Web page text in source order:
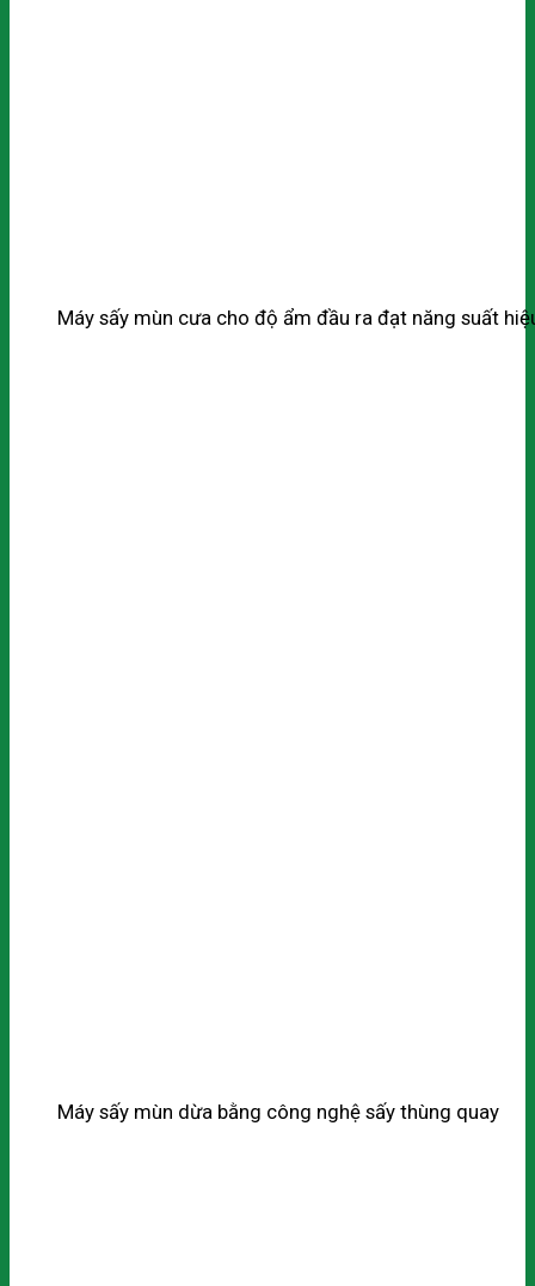
Máy sấy mùn cưa cho độ ẩm đầu ra đạt năng suất
Máy sấy mùn dừa bằng công nghệ sấy thùng quay